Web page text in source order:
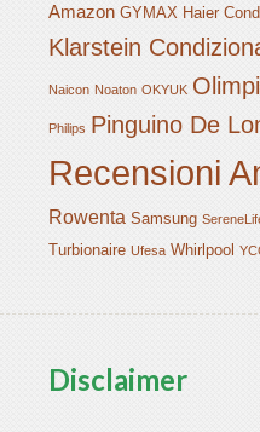
Amazon GYMAX Haier
Klarstein
Naicon Noaton OKYUK
Philips Pinguino De
Recensioni
Rowenta Samsung
Turbionaire Ufesa Whirlpool
Disclaimer